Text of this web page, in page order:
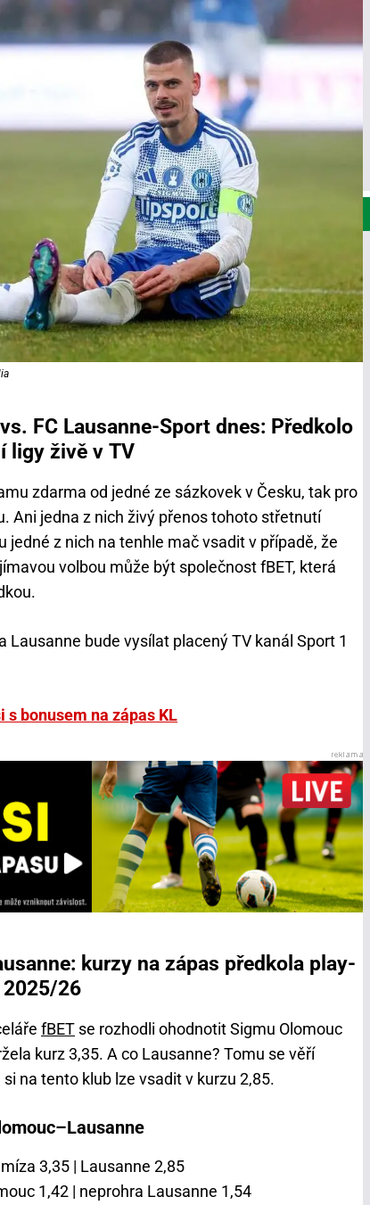
FC Lausanne-Sport dnes: Předkolo
ligy živě v TV
zdarma od jedné ze sázkovek v Česku, tak pro
Ani jedna z nich živý přenos tohoto střetnutí
jedné z nich na tenhle mač vsadit v případě, že
volbou může být společnost fBET, která
Lausanne bude vysílat placený TV kanál Sport 1
s bonusem na zápas KL
kurzy na zápas předkola play-
26
fBET se rozhodli ohodnotit Sigmu Olomouc
kurz 3,35. A co Lausanne? Tomu se věří
na tento klub lze vsadit v kurzu 2,85.
3,35 | Lausanne 2,85
1,42 | neprohra Lausanne 1,54